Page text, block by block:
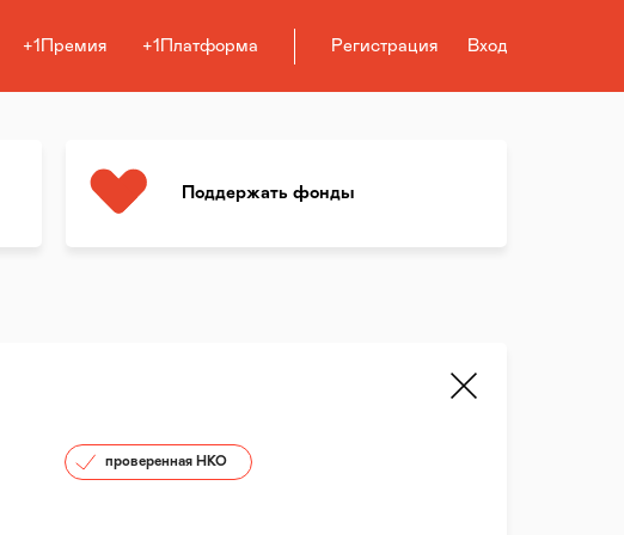
+1Премия +1Платформа Регистрация Вход
Поддержать фонды
проверенная НКО